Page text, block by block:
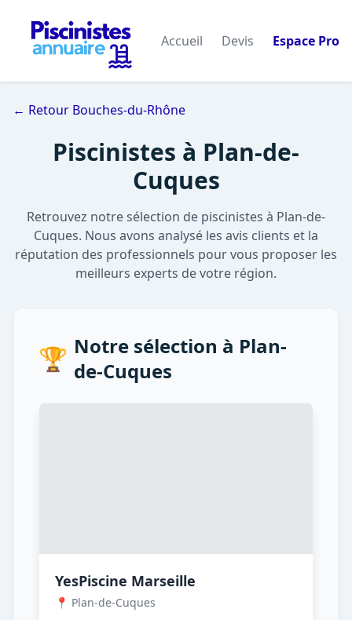
Accueil Devis Espace Pro
← Retour Bouches-du-Rhône
Piscinistes à Plan-de-
Cuques
Retrouvez notre sélection de piscinistes à Plan-de-
Cuques. Nous avons analysé les avis clients et la
réputation des professionnels pour vous proposer les
meilleurs experts de votre région.
🏆 Notre sélection à Plan-
de-Cuques
YesPiscine Marseille
📍 Plan-de-Cuques